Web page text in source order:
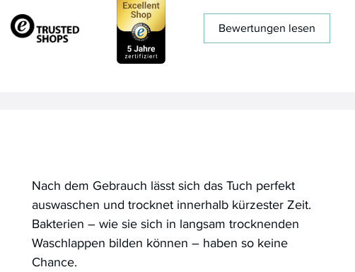
Bewertungen lesen
Nach dem Gebrauch lässt sich das Tuch perfekt
auswaschen und trocknet innerhalb kürzester Zeit.
Bakterien – wie sie sich in langsam trocknenden
Waschlappen bilden können – haben so keine
Chance.